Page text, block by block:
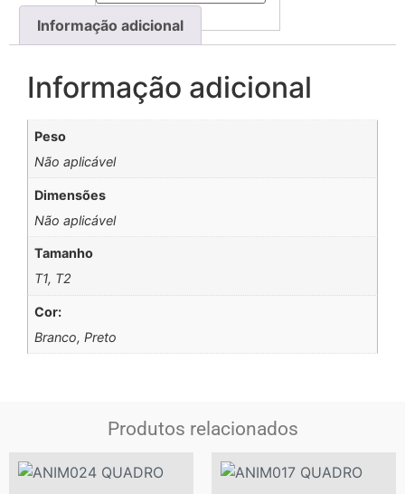
Informação adicional
Informação adicional
Peso
Não aplicável
Dimensões
Não aplicável
Tamanho
T1, T2
Cor:
Branco, Preto
Produtos relacionados